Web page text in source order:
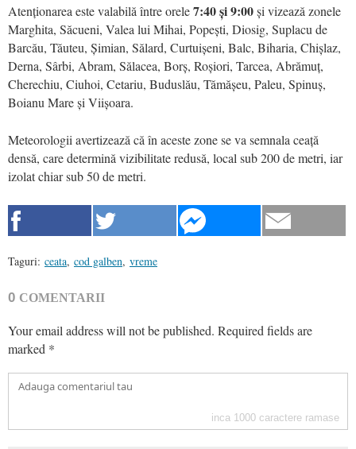
Atenționarea este valabilă între orele7:40 și 9:00și vizează zonele
Marghita, Săcueni, Valea lui Mihai, Popești, Diosig, Suplacu de
Barcău, Tăuteu, Șimian, Sălard, Curtuișeni, Balc, Biharia, Chișlaz,
Derna, Sârbi, Abram, Sălacea, Borș, Roșiori, Tarcea, Abrămuț,
Cherechiu, Ciuhoi, Cetariu, Buduslău, Tămășeu, Paleu, Spinuș,
Boianu Mare și Viișoara.
Meteorologii avertizează că în aceste zone se va semnala ceață
densă, care determină vizibilitate redusă, local sub 200 de metri, iar
izolat chiar sub 50 de metri.
Taguri: ceata, cod galben, vreme
0 COMENTARII
Your email address will not be published. Required fields are
marked *
inca 1000 caractere ramase